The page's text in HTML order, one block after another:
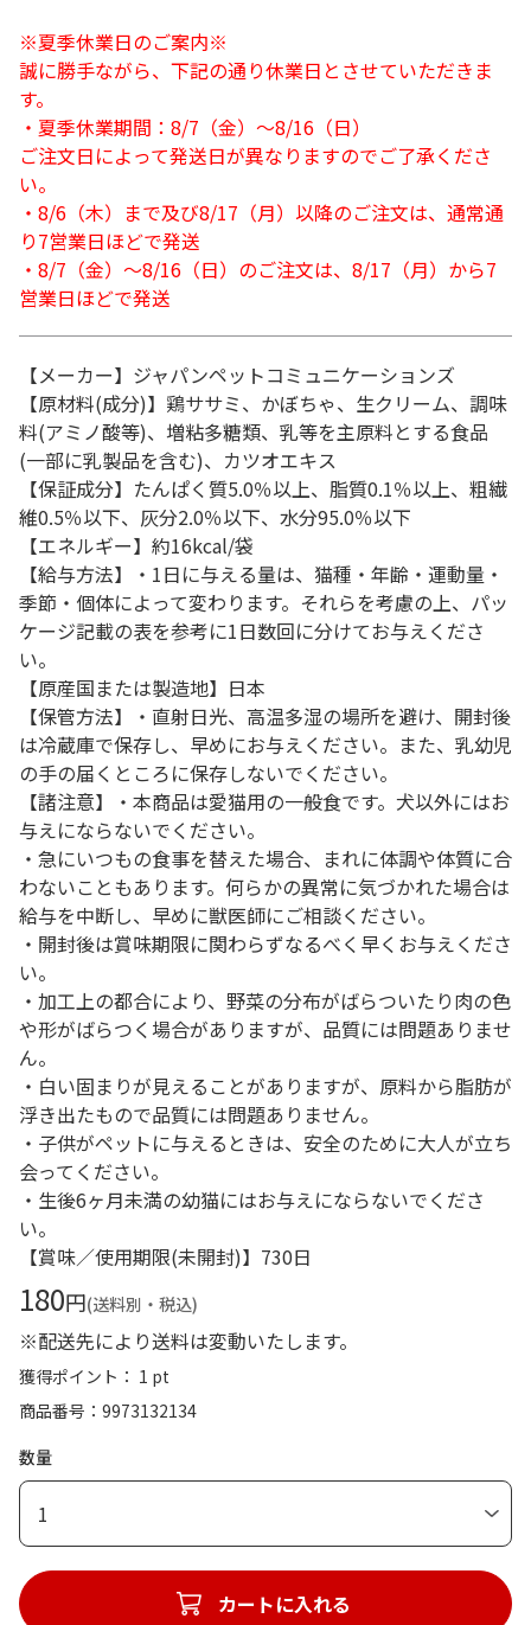
※夏季休業日のご案内※
誠に勝手ながら、下記の通り休業日とさせていただきま
す。
・夏季休業期間：8/7（金）～8/16（日）
ご注文日によって発送日が異なりますのでご了承くださ
い。
・8/6（木）まで及び8/17（月）以降のご注文は、通常通
り7営業日ほどで発送
・8/7（金）～8/16（日）のご注文は、8/17（月）から7
営業日ほどで発送
【メーカー】ジャパンペットコミュニケーションズ
【原材料(成分)】鶏ササミ、かぼちゃ、生クリーム、調味
料(アミノ酸等)、増粘多糖類、乳等を主原料とする食品
(一部に乳製品を含む)、カツオエキス
【保証成分】たんぱく質5.0％以上、脂質0.1％以上、粗繊
維0.5％以下、灰分2.0％以下、水分95.0％以下
【エネルギー】約16kcal/袋
【給与方法】・1日に与える量は、猫種・年齢・運動量・
季節・個体によって変わります。それらを考慮の上、パッ
ケージ記載の表を参考に1日数回に分けてお与えくださ
い。
【原産国または製造地】日本
【保管方法】・直射日光、高温多湿の場所を避け、開封後
は冷蔵庫で保存し、早めにお与えください。また、乳幼児
の手の届くところに保存しないでください。
【諸注意】・本商品は愛猫用の一般食です。犬以外にはお
与えにならないでください。
・急にいつもの食事を替えた場合、まれに体調や体質に合
わないこともあります。何らかの異常に気づかれた場合は
給与を中断し、早めに獣医師にご相談ください。
・開封後は賞味期限に関わらずなるべく早くお与えくださ
い。
・加工上の都合により、野菜の分布がばらついたり肉の色
や形がばらつく場合がありますが、品質には問題ありませ
ん。
・白い固まりが見えることがありますが、原料から脂肪が
浮き出たもので品質には問題ありません。
・子供がペットに与えるときは、安全のために大人が立ち
会ってください。
・生後6ヶ月未満の幼猫にはお与えにならないでくださ
い。
【賞味／使用期限(未開封)】730日
180円(送料別・税込)
※配送先により送料は変動いたします。
獲得ポイント： 1 pt
商品番号
9973132134
数量
1
カートに入れる